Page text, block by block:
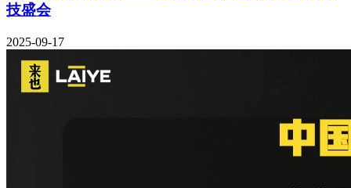
技盛会
2025-09-17